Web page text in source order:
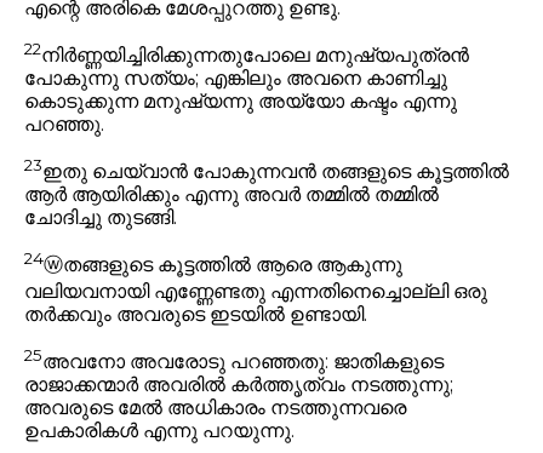
എന്റെ അരികെ മേശപ്പുറത്തു ഉണ്ടു.
22നിർണ്ണയിച്ചിരിക്കുന്നതുപോലെ മനുഷ്യപുത്രൻ
പോകുന്നു സത്യം; എങ്കിലും അവനെ കാണിച്ചു
കൊടുക്കുന്ന മനുഷ്യന്നു അയ്യോ കഷ്ടം എന്നു
പറഞ്ഞു.
23ഇതു ചെയ്‌വാൻ പോകുന്നവൻ തങ്ങളുടെ കൂട്ടത്തിൽ
ആർ ആയിരിക്കും എന്നു അവർ തമ്മിൽ തമ്മിൽ
ചോദിച്ചു തുടങ്ങി.
24ⓦതങ്ങളുടെ കൂട്ടത്തിൽ ആരെ ആകുന്നു
വലിയവനായി എണ്ണേണ്ടതു എന്നതിനെച്ചൊല്ലി ഒരു
തർക്കവും അവരുടെ ഇടയിൽ ഉണ്ടായി.
25അവനോ അവരോടു പറഞ്ഞതു: ജാതികളുടെ
രാജാക്കന്മാർ അവരിൽ കർത്തൃത്വം നടത്തുന്നു;
അവരുടെ മേൽ അധികാരം നടത്തുന്നവരെ
ഉപകാരികൾ എന്നു പറയുന്നു.